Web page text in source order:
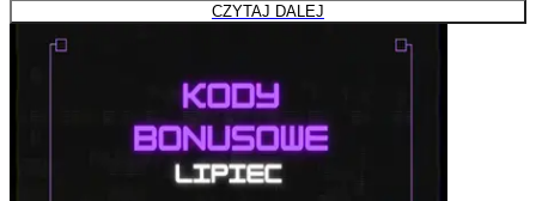
CZYTAJ DALEJ